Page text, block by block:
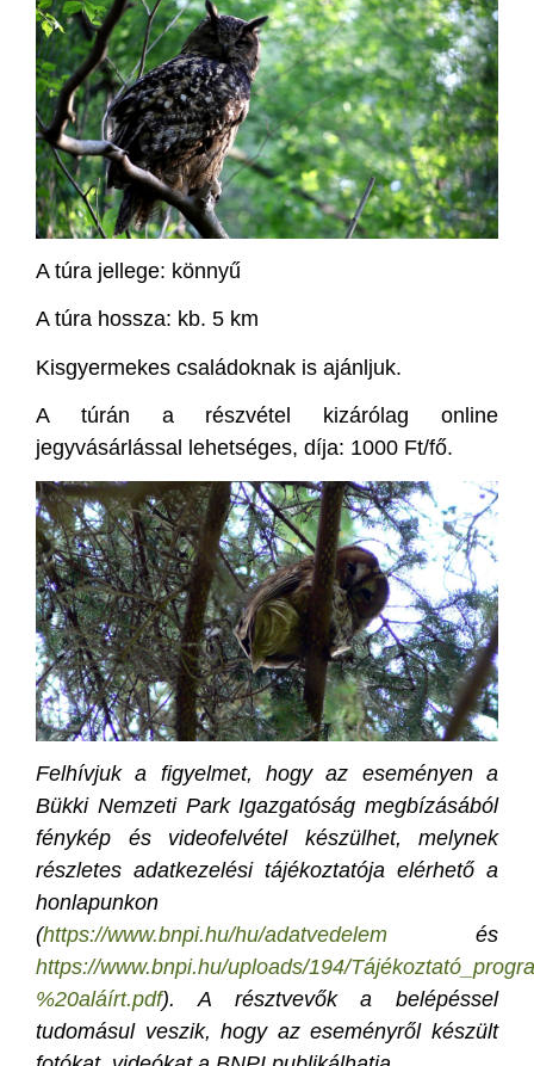
A túra jellege: könnyű
A túra hossza: kb. 5 km
Kisgyermekes családoknak is ajánljuk.
A túrán a részvétel kizárólag online
jegyvásárlással lehetséges, díja: 1000 Ft/fő.
Felhívjuk a figyelmet, hogy az eseményen a
Bükki Nemzeti Park Igazgatóság megbízásából
fénykép és videofelvétel készülhet, melynek
részletes adatkezelési tájékoztatója elérhető a
honlapunkon
(https://www.bnpi.hu/hu/adatvedelem és
https://www.bnpi.hu/uploads/194/
%20aláírt.pdf). A résztvevők a belépéssel
tudomásul veszik, hogy az eseményről készült